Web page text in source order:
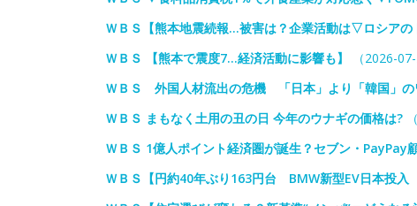
ＷＢＳ【熊本地震続報…被害は？企業活動は▽ロシアの
ＷＢＳ 【熊本で震度7…経済活動に影響も】
（2026-07-
ＷＢＳ 外国人材流出の危機 「日本」より「韓国」の
ＷＢＳ まもなく土用の丑の日 今年のウナギの価格は?
ＷＢＳ 1億人ポイント経済圏が誕生？セブン・PayPay
ＷＢＳ【円約40年ぶり163円台 BMW新型EV日本投入